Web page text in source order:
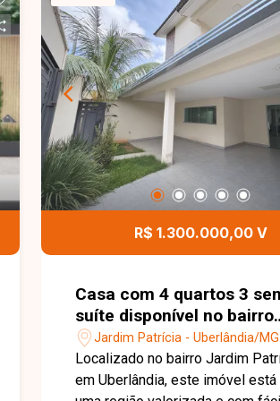
com área externa com
piscina, banheiro externo, amplo
e cômodo ao fundo com 1
Entre em contato para mais
informações e agende uma visita
conhecer este imóvel.
R$ 1.300.000,00 V
Casa com 4 quartos 3
suíte disponível no bairro
Jardim Patrícia em
MG
Jardim Patrícia - Uberlândia/MG
Localizado no bairro Jardim
em Uberlândia, este imóvel está